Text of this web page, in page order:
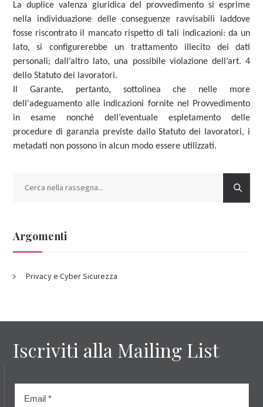
La duplice valenza giuridica del provvedimento si esprime
nella individuazione delle conseguenze ravvisabili laddove
fosse riscontrato il mancato rispetto di tali indicazioni: da un
lato, si configurerebbe un trattamento illecito dei dati
personali; dall’altro lato, una possibile violazione dell’art. 4
dello Statuto dei lavoratori.
Il Garante, pertanto, sottolinea che nelle more
dell'adeguamento alle indicazioni fornite nel Provvedimento
in esame nonché dell’eventuale espletamento delle
procedure di garanzia previste dallo Statuto dei lavoratori, i
metadati non possono in alcun modo essere utilizzati.
Argomenti
Privacy e Cyber Sicurezza
Iscriviti alla Mailing List